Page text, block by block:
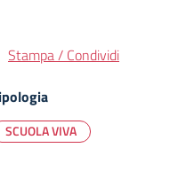
Stampa / Condividi
SCUOLA VIVA